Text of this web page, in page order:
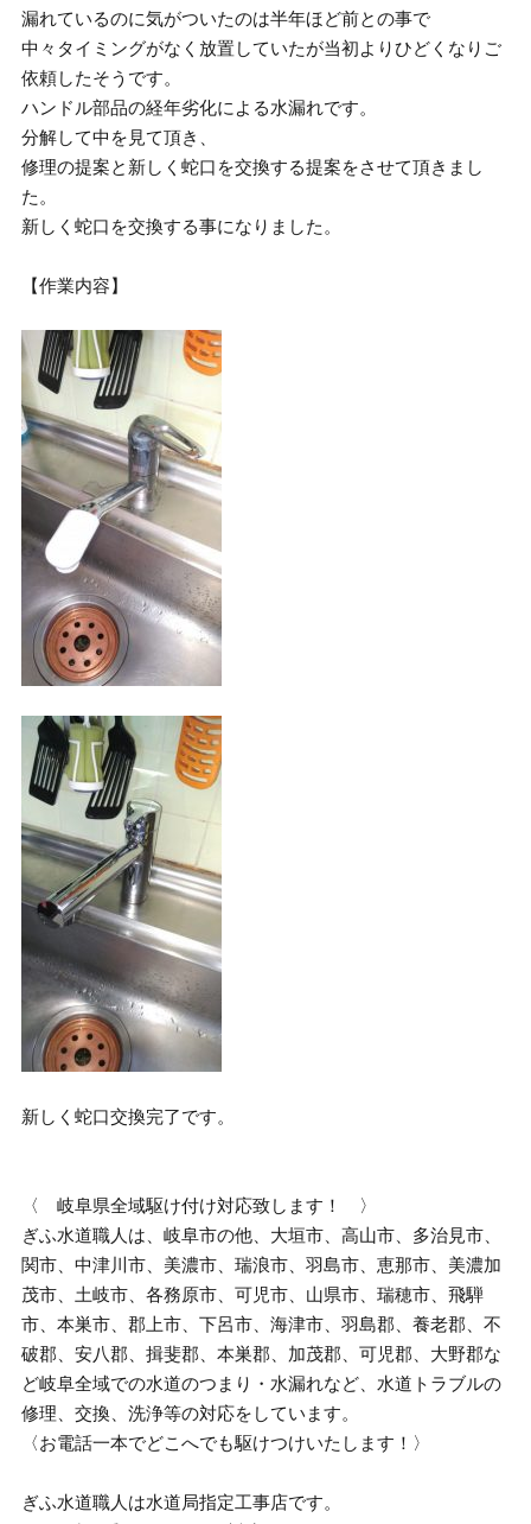
漏れているのに気がついたのは半年ほど前との事で
中々タイミングがなく放置していたが当初よりひどくなりご
依頼したそうです。
ハンドル部品の経年劣化による水漏れです。
分解して中を見て頂き、
修理の提案と新しく蛇口を交換する提案をさせて頂きまし
た。
新しく蛇口を交換する事になりました。
【作業内容】
新しく蛇口交換完了です。
〈 岐阜県全域駆け付け対応致します！ 〉
ぎふ水道職人は、岐阜市の他、大垣市、高山市、多治見市、
関市、中津川市、美濃市、瑞浪市、羽島市、恵那市、美濃加
茂市、土岐市、各務原市、可児市、山県市、瑞穂市、飛騨
市、本巣市、郡上市、下呂市、海津市、羽島郡、養老郡、不
破郡、安八郡、揖斐郡、本巣郡、加茂郡、可児郡、大野郡な
ど岐阜全域での水道のつまり・水漏れなど、水道トラブルの
修理、交換、洗浄等の対応をしています。
〈お電話一本でどこへでも駆けつけいたします！〉
ぎふ水道職人は水道局指定工事店です。